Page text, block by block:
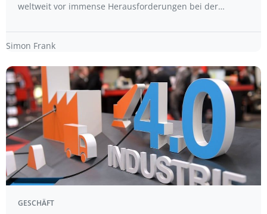
weltweit vor immense Herausforderungen bei der…
Simon Frank
GESCHÄFT